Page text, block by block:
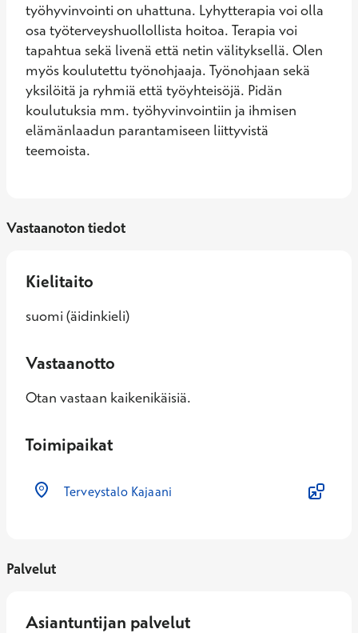
työhyvinvointi on uhattuna. Lyhytterapia voi olla
osa työterveyshuollollista hoitoa. Terapia voi
tapahtua sekä livenä että netin välityksellä. Olen
myös koulutettu työnohjaaja. Työnohjaan sekä
yksilöitä ja ryhmiä että työyhteisöjä. Pidän
koulutuksia mm. työhyvinvointiin ja ihmisen
elämänlaadun parantamiseen liittyvistä
teemoista.
Vastaanoton tiedot
Kielitaito
suomi (äidinkieli)
Vastaanotto
Otan vastaan kaikenikäisiä.
Toimipaikat
Terveystalo Kajaani
Palvelut
Asiantuntijan palvelut